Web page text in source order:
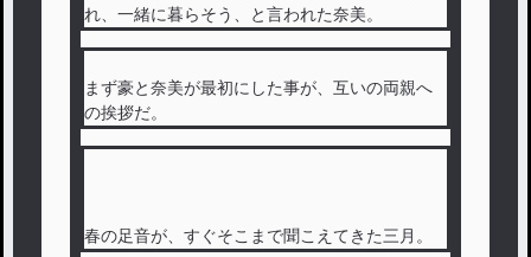
れ、一緒に暮らそう、と言われた奈美。
まず豪と奈美が最初にした事が、互いの両親へ
の挨拶だ。
春の足音が、すぐそこまで聞こえてきた三月。